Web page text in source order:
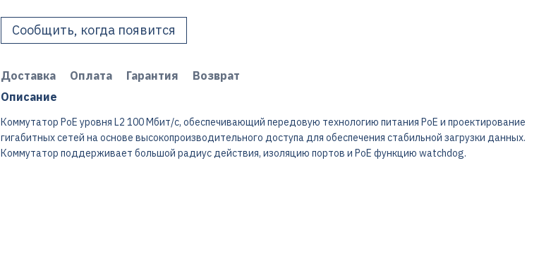
Сообщить, когда появится
Доставка Оплата Гарантия
Возврат
Описание
Коммутатор PoE уровня L2 100 Мбит/с, обеспечивающий передовую технологию питания PoE и проектирование
гигабитных сетей на основе высокопроизводительного доступа для обеспечения стабильной загрузки данных.
Коммутатор поддерживает большой радиус действия, изоляцию портов и PoE функцию watchdog.